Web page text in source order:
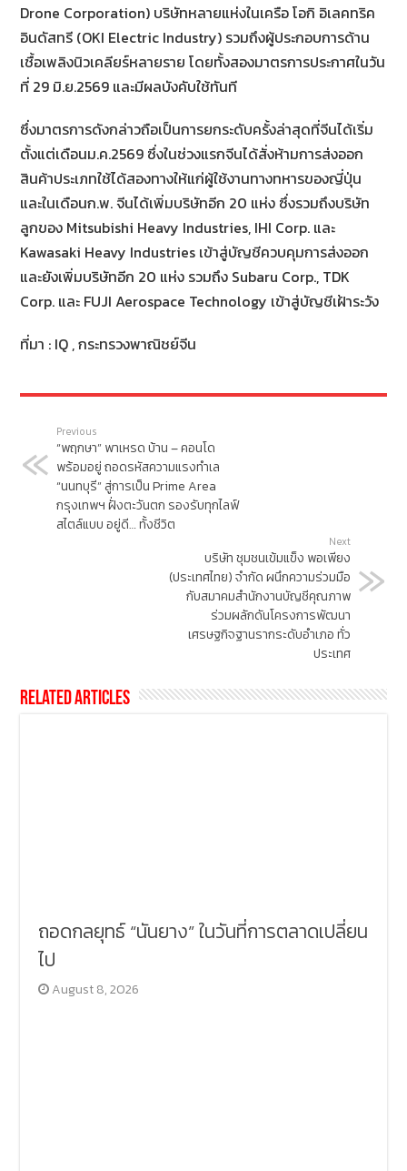
Drone Corporation) บริษัทหลายแห่งในเครือ โอกิ อิเลคทริค
อินดัสทรี (OKI Electric Industry) รวมถึงผู้ประกอบการด้าน
เชื้อเพลิงนิวเคลียร์หลายราย โดยทั้งสองมาตรการประกาศในวัน
ที่ 29 มิ.ย.2569 และมีผลบังคับใช้ทันที
ซึ่งมาตรการดังกล่าวถือเป็นการยกระดับครั้งล่าสุดที่จีนได้เริ่ม
ตั้งแต่เดือนม.ค.2569 ซึ่งในช่วงแรกจีนได้สั่งห้ามการส่งออก
สินค้าประเภทใช้ได้สองทางให้แก่ผู้ใช้งานทางทหารของญี่ปุ่น
และในเดือนก.พ. จีนได้เพิ่มบริษัทอีก 20 แห่ง ซึ่งรวมถึงบริษัท
ลูกของ Mitsubishi Heavy Industries, IHI Corp. และ
Kawasaki Heavy Industries เข้าสู่บัญชีควบคุมการส่งออก
และยังเพิ่มบริษัทอีก 20 แห่ง รวมถึง Subaru Corp., TDK
Corp. และ FUJI Aerospace Technology เข้าสู่บัญชีเฝ้าระวัง
ที่มา : IQ , กระทรวงพาณิชย์จีน
Previous
“พฤกษา” พาเหรด บ้าน – คอนโด
พร้อมอยู่ ถอดรหัสความแรงทำเล
“นนทบุรี” สู่การเป็น Prime Area
กรุงเทพฯ ฝั่งตะวันตก รองรับทุกไลฟ์
สไตล์แบบ อยู่ดี… ทั้งชีวิต
Next
บริษัท ชุมชนเข้มแข็ง พอเพียง
(ประเทศไทย) จำกัด ผนึกความร่วมมือ
กับสมาคมสำนักงานบัญชีคุณภาพ
ร่วมผลักดันโครงการพัฒนา
เศรษฐกิจฐานรากระดับอำเภอ ทั่ว
ประเทศ
Related Articles
ถอดกลยุทธ์ “นันยาง” ในวันที่การตลาดเปลี่ยน
ไป
August 8, 2026